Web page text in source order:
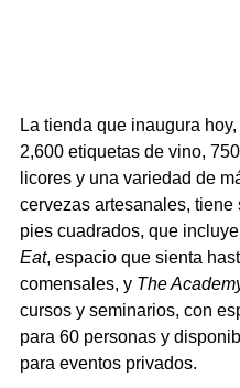
La tienda que inaugura
2,600 etiquetas de vino,
licores y una variedad de
cervezas artesanales, tiene
pies cuadrados, que
Eat, espacio que sienta
comensales, y The
cursos y seminarios, con
para 60 personas y
para eventos privados.